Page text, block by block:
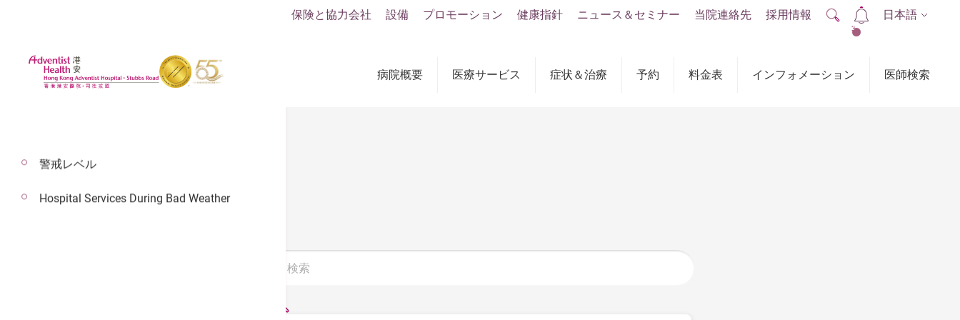
病院概要 医療サービス 症状＆治療 予約 料金表 インフォメーション 医師検索
保険と協力会社 設備 プロモーション 健康指針 ニュース＆セミナー 当院連絡先 採用情報
2
日本語
パンフレット
警戒レベル
Hospital Services During Bad Weather